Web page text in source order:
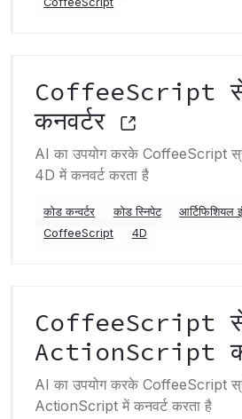
CoffeeScript
कनवर्टर
AI का उपयोग करके CoffeeScript
4D में कनवर्ट करता है
कोड कन्वर्टर कोड स्निपेट
आर्टिफिशियल
CoffeeScript
4D
CoffeeScript
ActionScript
AI का उपयोग करके CoffeeScript
ActionScript में कनवर्ट करता है